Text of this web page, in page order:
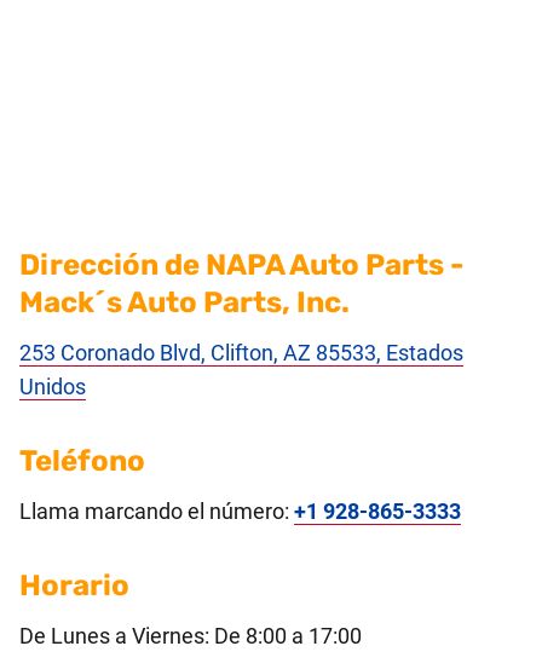
Dirección de NAPA Auto Parts -
Mack´s Auto Parts, Inc.
253 Coronado Blvd, Clifton, AZ 85533, Estados
Unidos
Teléfono
Llama marcando el número: +1 928-865-3333
Horario
De Lunes a Viernes: De 8:00 a 17:00